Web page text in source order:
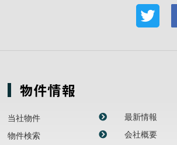
物件情報
当社物件
物件検索
最新情報
会社概要